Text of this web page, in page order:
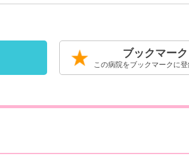
ブックマーク
この病院をブックマークに